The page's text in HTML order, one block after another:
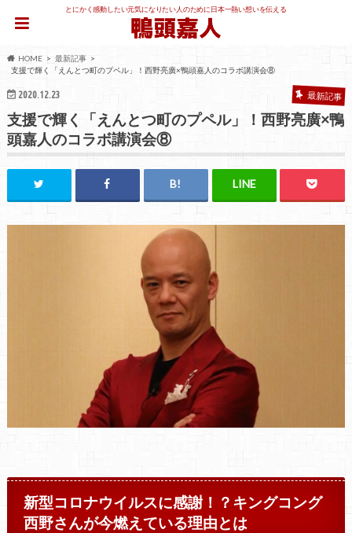
とにかく感動したい元気になりたい人のために日本一熱い想いを伝える
HOME
最新記事
支援で輝く「えんとつ町のプペル」！西野亮廣×鴨頭嘉人のコラボ講演会⑧
2020.12.23 最新記事
支援で輝く「えんとつ町のプペル」！西野亮廣×鴨
頭嘉人のコラボ講演会⑧
新型コロナウイルスに感謝！？キングコング
西野さんが今燃えている理由とは